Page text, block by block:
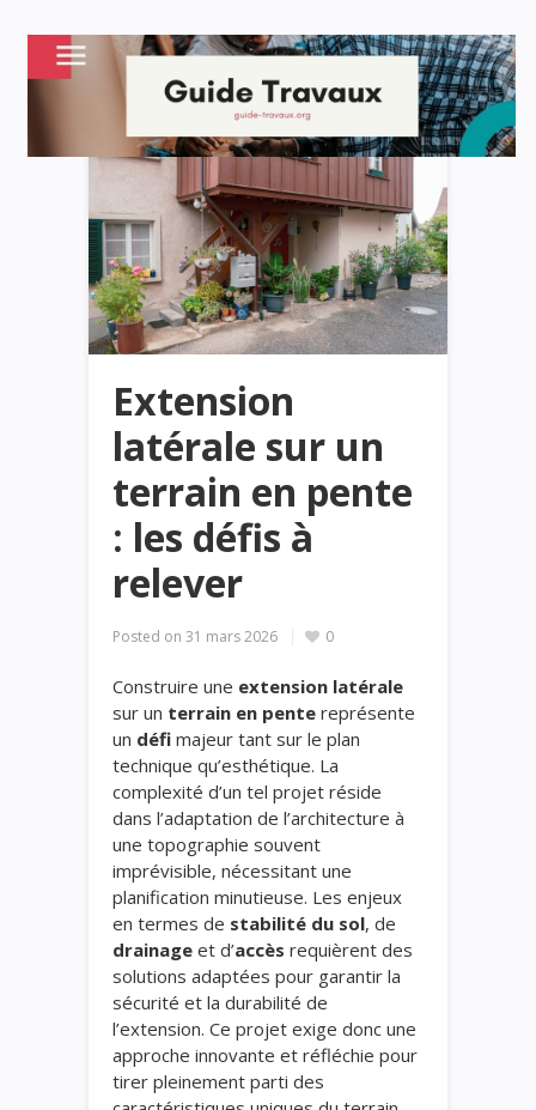
Extension
latérale sur un
terrain en pente
: les défis à
relever
Posted on 31 mars 2026 0
Construire une extension latérale
sur un terrain en pente représente
un défi majeur tant sur le plan
technique qu’esthétique. La
complexité d’un tel projet réside
dans l’adaptation de l’architecture à
une topographie souvent
imprévisible, nécessitant une
planification minutieuse. Les enjeux
en termes de stabilité du sol, de
drainage et d’accès requièrent des
solutions adaptées pour garantir la
sécurité et la durabilité de
l’extension. Ce projet exige donc une
approche innovante et réfléchie pour
tirer pleinement parti des